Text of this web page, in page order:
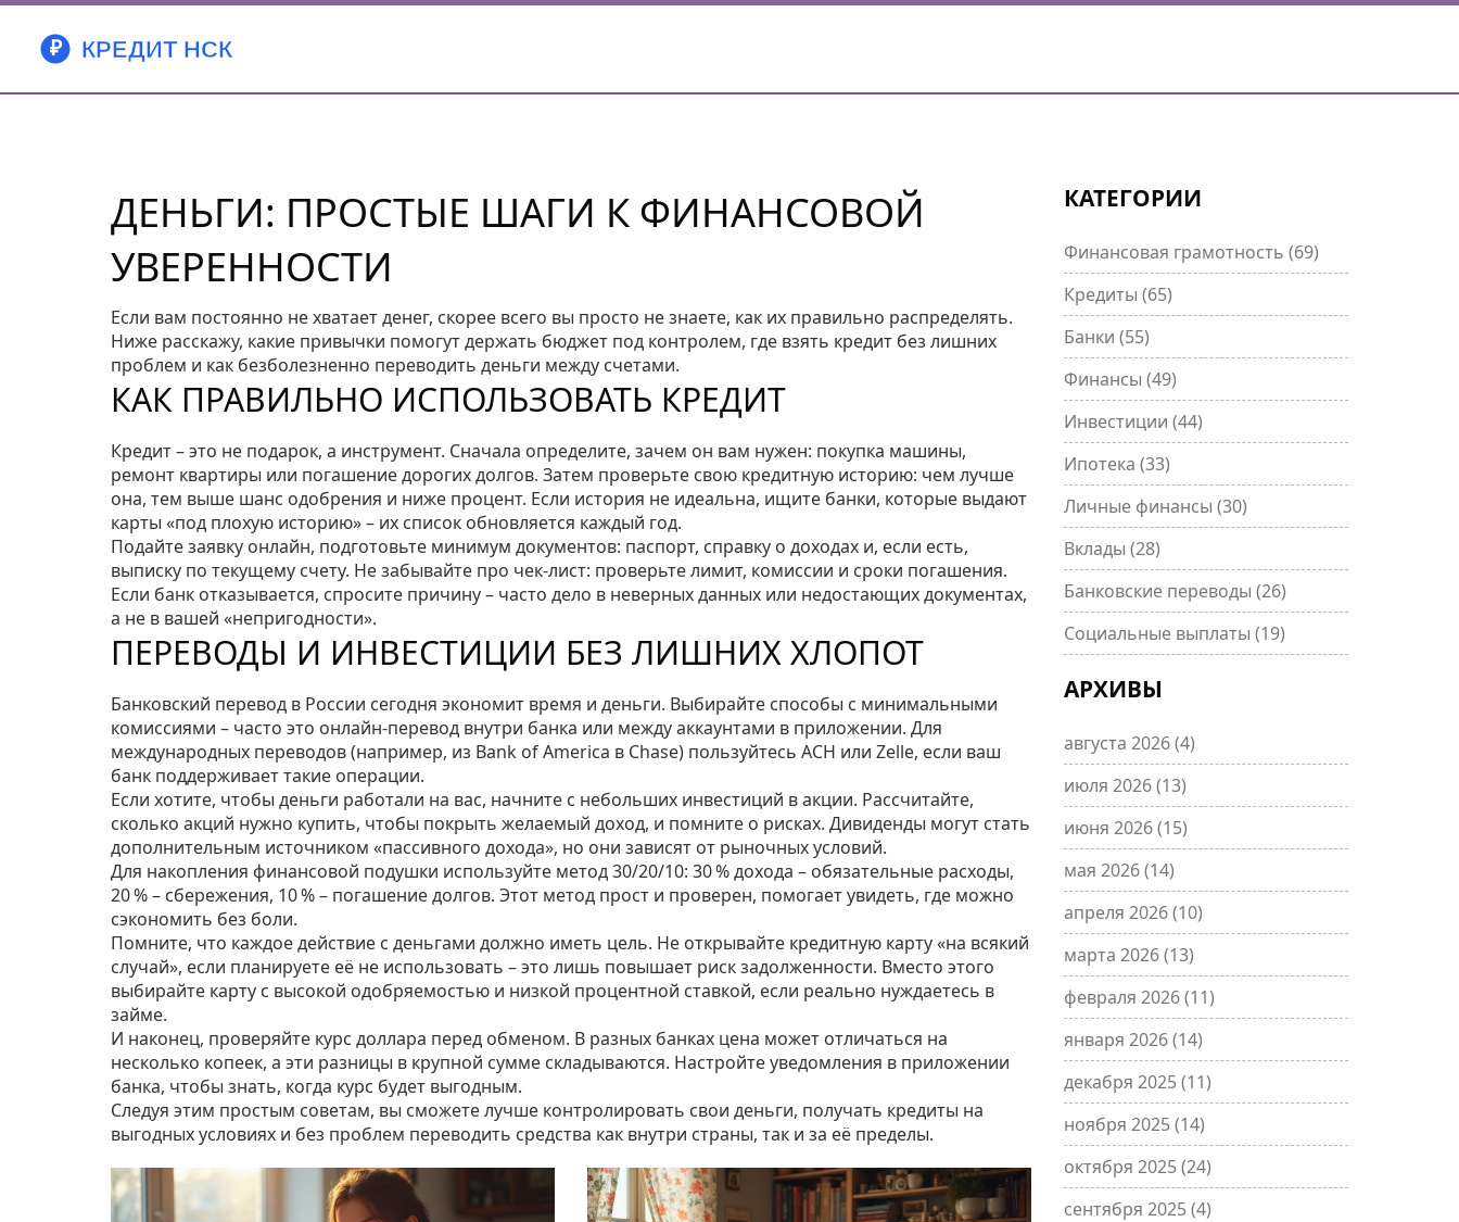
ДЕНЬГИ: ПРОСТЫЕ ШАГИ К ФИНАНСОВОЙ
УВЕРЕННОСТИ
Если вам постоянно не хватает денег, скорее всего вы просто не знаете, как их правильно распределять.
Ниже расскажу, какие привычки помогут держать бюджет под контролем, где взять кредит без лишних
проблем и как безболезненно переводить деньги между счетами.
КАК ПРАВИЛЬНО ИСПОЛЬЗОВАТЬ КРЕДИТ
Кредит – это не подарок, а инструмент. Сначала определите, зачем он вам нужен: покупка машины,
ремонт квартиры или погашение дорогих долгов. Затем проверьте свою кредитную историю: чем лучше
она, тем выше шанс одобрения и ниже процент. Если история не идеальна, ищите банки, которые выдают
карты «под плохую историю» – их список обновляется каждый год.
Подайте заявку онлайн, подготовьте минимум документов: паспорт, справку о доходах и, если есть,
выписку по текущему счету. Не забывайте про чек‑лист: проверьте лимит, комиссии и сроки погашения.
Если банк отказывается, спросите причину – часто дело в неверных данных или недостающих документах,
а не в вашей «непригодности».
ПЕРЕВОДЫ И ИНВЕСТИЦИИ БЕЗ ЛИШНИХ ХЛОПОТ
Банковский перевод в России сегодня экономит время и деньги. Выбирайте способы с минимальными
комиссиями – часто это онлайн‑перевод внутри банка или между аккаунтами в приложении. Для
международных переводов (например, из Bank of America в Chase) пользуйтесь ACH или Zelle, если ваш
банк поддерживает такие операции.
Если хотите, чтобы деньги работали на вас, начните с небольших инвестиций в акции. Рассчитайте,
сколько акций нужно купить, чтобы покрыть желаемый доход, и помните о рисках. Дивиденды могут стать
дополнительным источником «пассивного дохода», но они зависят от рыночных условий.
Для накопления финансовой подушки используйте метод 30/20/10: 30 % дохода – обязательные расходы,
20 % – сбережения, 10 % – погашение долгов. Этот метод прост и проверен, помогает увидеть, где можно
сэкономить без боли.
Помните, что каждое действие с деньгами должно иметь цель. Не открывайте кредитную карту «на всякий
случай», если планируете её не использовать – это лишь повышает риск задолженности. Вместо этого
выбирайте карту с высокой одобряемостью и низкой процентной ставкой, если реально нуждаетесь в
займе.
И наконец, проверяйте курс доллара перед обменом. В разных банках цена может отличаться на
несколько копеек, а эти разницы в крупной сумме складываются. Настройте уведомления в приложении
банка, чтобы знать, когда курс будет выгодным.
Следуя этим простым советам, вы сможете лучше контролировать свои деньги, получать кредиты на
выгодных условиях и без проблем переводить средства как внутри страны, так и за её пределы.
КАТЕГОРИИ
Финансовая грамотность (69)
Кредиты (65)
Банки (55)
Финансы (49)
Инвестиции (44)
Ипотека (33)
Личные финансы (30)
Вклады (28)
Банковские переводы (26)
Социальные выплаты (19)
АРХИВЫ
августа 2026(4)
июля 2026(13)
июня 2026(15)
мая 2026(14)
апреля 2026(10)
марта 2026(13)
февраля 2026(11)
января 2026(14)
декабря 2025(11)
ноября 2025(14)
октября 2025(24)
сентября 2025(4)